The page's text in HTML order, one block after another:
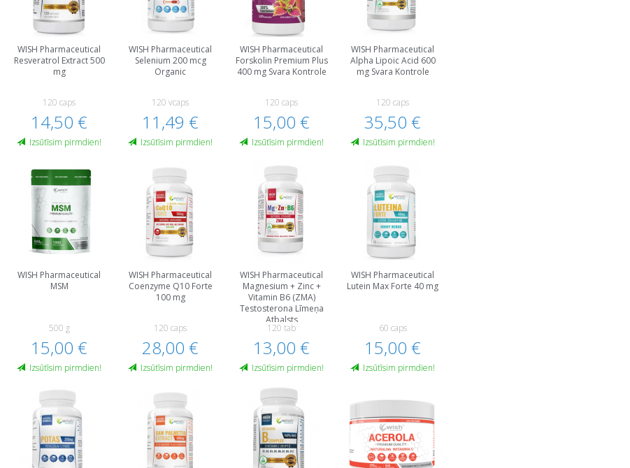
WISH Pharmaceutical
Resveratrol Extract 500
mg
120 caps
14,50 €
Izsūtīsim pirmdien!
WISH Pharmaceutical
Selenium 200 mcg
Organic
120 vcaps
11,49 €
Izsūtīsim pirmdien!
WISH Pharmaceutical
Forskolin Premium Plus
400 mg Svara Kontrole
120 caps
15,00 €
Izsūtīsim pirmdien!
WISH Pharmaceutical
Alpha Lipoic Acid 600
mg Svara Kontrole
120 caps
35,50 €
Izsūtīsim pirmdien!
WISH Pharmaceutical
MSM
500 g
15,00 €
Izsūtīsim pirmdien!
WISH Pharmaceutical
Coenzyme Q10 Forte
100 mg
120 caps
28,00 €
Izsūtīsim pirmdien!
WISH Pharmaceutical
Magnesium + Zinc +
Vitamin B6 (ZMA)
Testosterona Līmeņa
Atbalsts
120 tab
13,00 €
Izsūtīsim pirmdien!
WISH Pharmaceutical
Lutein Max Forte 40 mg
60 caps
15,00 €
Izsūtīsim pirmdien!